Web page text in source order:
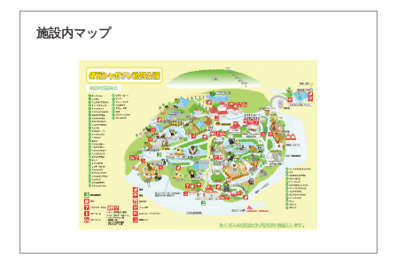
施設内マップ